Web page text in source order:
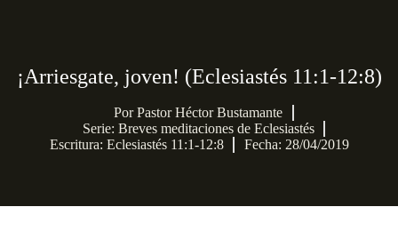
¡Arriesgate, joven! (Eclesiastés 11:1-12:8)
PorPastor Héctor Bustamante
Serie: Breves meditaciones de Eclesiastés
Escritura: Eclesiastés 11:1-12:8
Fecha: 28/04/2019